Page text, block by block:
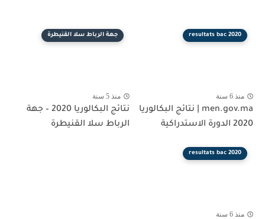
resultats bac 2020
منذ 6 سنة
men.gov.ma | نتائج البكالوريا
2020 الدورة الاستدراكية
جهة الرباط سلا القنيطرة
منذ 5 سنة
نتائج البكالوريا 2020 – جهة
الرباط سلا القنيطرة
resultats bac 2020
منذ 6 سنة